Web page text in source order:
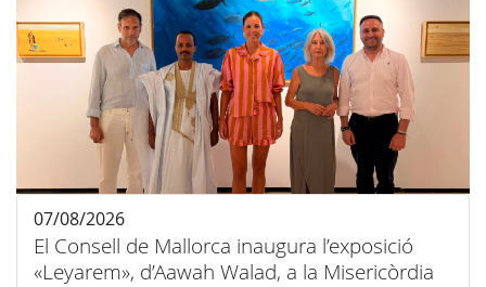
El Consell de Mallorca inaugura l’exposició
«Leyarem», d’Aawah Walad, a la Misericòrdia
07/08/2026